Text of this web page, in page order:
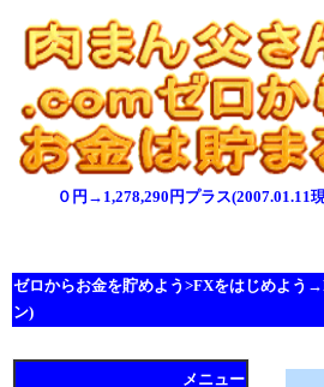
０円→1,278,290円プラス(2007.01.11
ゼロからお金を貯めよう>FXをはじめよう
ン)
メニュー